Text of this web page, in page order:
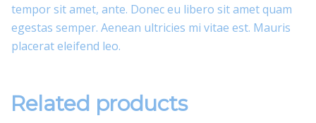
tempor sit amet, ante. Donec eu libero sit amet quam
egestas semper. Aenean ultricies mi vitae est. Mauris
placerat eleifend leo.
Related products